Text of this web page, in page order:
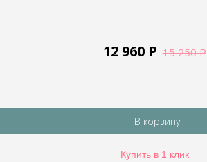
12 960 Р 15 250Р
В корзину
Купить в 1 клик